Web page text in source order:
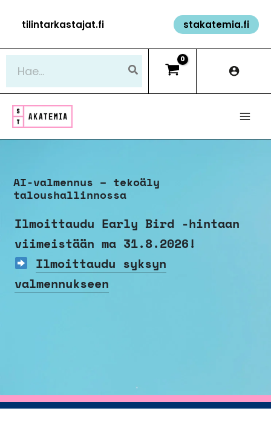
sisältöön
tilintarkastajat.fi stakatemia.fi
AI-valmennus – tekoäly
taloushallinnossa
Ilmoittaudu Early Bird -hintaan
viimeistään ma 31.8.2026!
Ilmoittaudu syksyn
valmennukseen